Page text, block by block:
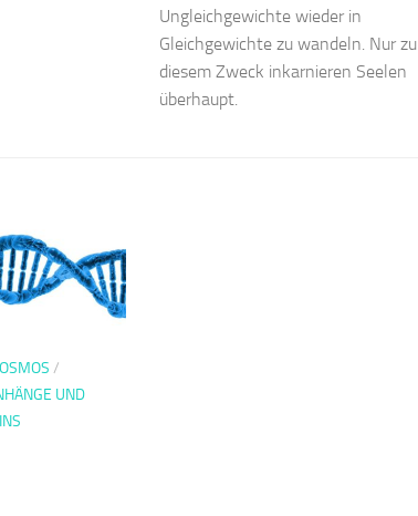
Ungleichgewichte wieder in
Gleichgewichte zu wandeln. Nur zu
diesem Zweck inkarnieren Seelen
überhaupt.
/
UND